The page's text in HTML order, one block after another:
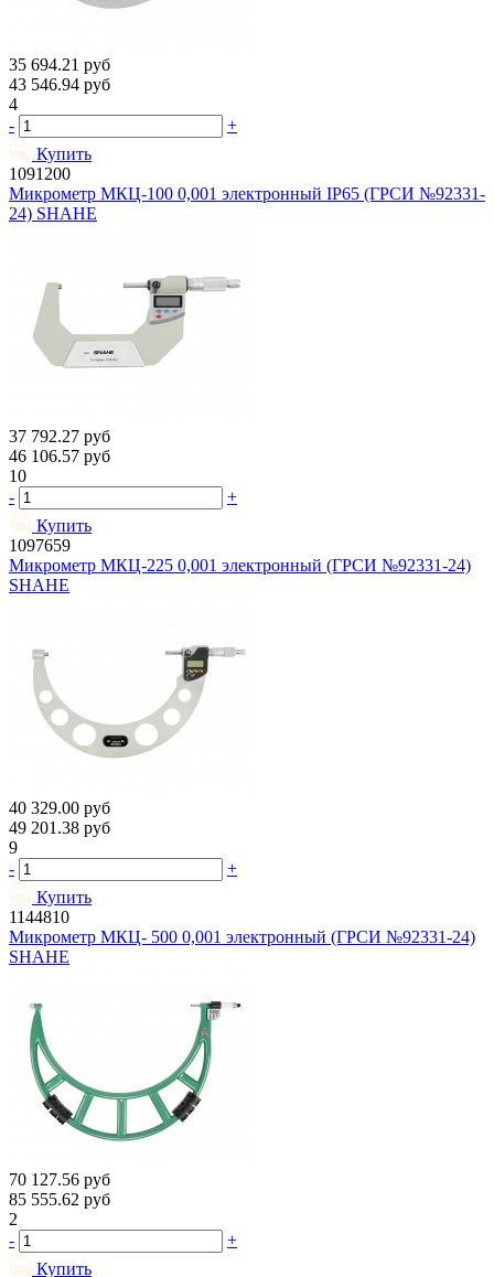
35 694.21 руб
43 546.94 руб
4
-
+
Купить
1091200
Микрометр МКЦ-100 0,001 электронный IP65 (ГРСИ №92331-
24) SHAHE
37 792.27 руб
46 106.57 руб
10
-
+
Купить
1097659
Микрометр МКЦ-225 0,001 электронный (ГРСИ №92331-24)
SHAHE
40 329.00 руб
49 201.38 руб
9
-
+
Купить
1144810
Микрометр МКЦ- 500 0,001 электронный (ГРСИ №92331-24)
SHAHE
70 127.56 руб
85 555.62 руб
2
-
+
Купить